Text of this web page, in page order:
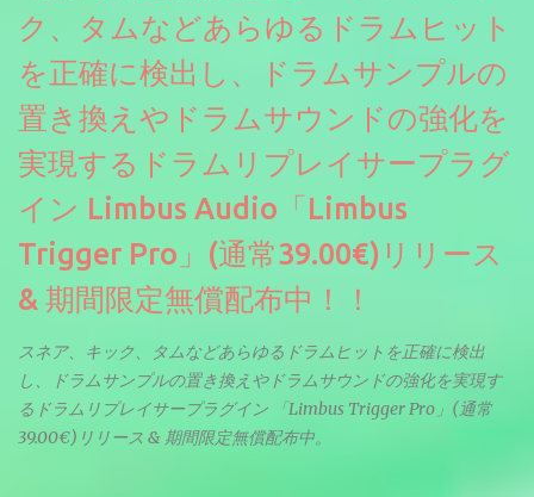
る音色が得られます。単に音量を変えただけの同じ音ではありま
せん。
ク、タムなどあらゆるドラムヒット
を正確に検出し、ドラムサンプルの
置き換えやドラムサウンドの強化を
実現するドラムリプレイサープラグ
イン Limbus Audio「Limbus
Trigger Pro」(通常39.00€)リリース
& 期間限定無償配布中！！
スネア、キック、タムなどあらゆるドラムヒットを正確に検出
し、ドラムサンプルの置き換えやドラムサウンドの強化を実現す
るドラムリプレイサープラグイン 「Limbus Trigger Pro」(通常
39.00€)リリース & 期間限定無償配布中。